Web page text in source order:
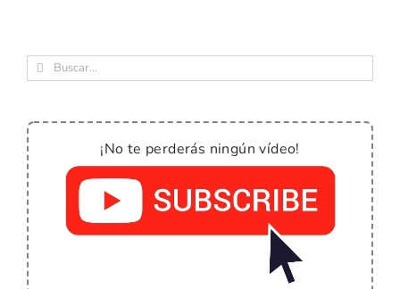
Buscar:
¡No te perderás ningún vídeo!